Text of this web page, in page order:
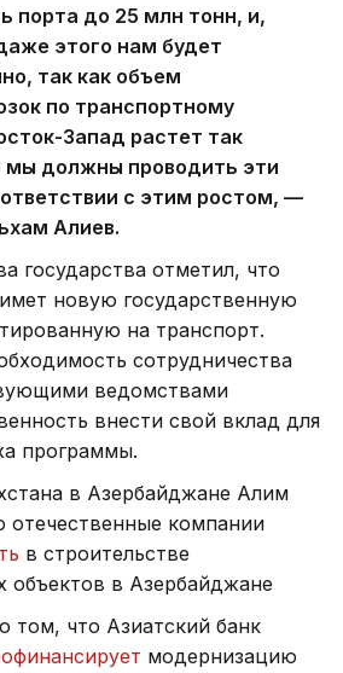
порта до 25 млн тонн, и,
этого нам будет
так как объем
по транспортному
Запад растет так
мы должны проводить эти
с этим ростом, —
Алиев.
государства отметил, что
новую государственную
на транспорт.
сотрудничества
ведомствами
внести свой вклад для
программы.
в Азербайджане Алим
отечественные компании
в строительстве
объектов в Азербайджане
том, что Азиатский банк
модернизацию